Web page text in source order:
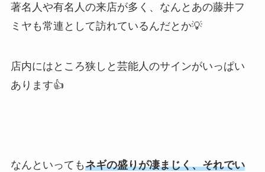
著名人や有名人の来店が多く、なんとあの藤井フ
ミヤも常連として訪れているんだとか💡
店内にはところ狭しと芸能人のサインがいっぱい
あります👍
なんといってもネギの盛りが凄まじく、それでい